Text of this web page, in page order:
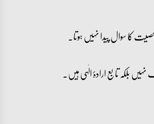
کا سوال پیدا نہیں ہوتا۔
بلکہ تابع ارادۂ الٰہی ہیں۔